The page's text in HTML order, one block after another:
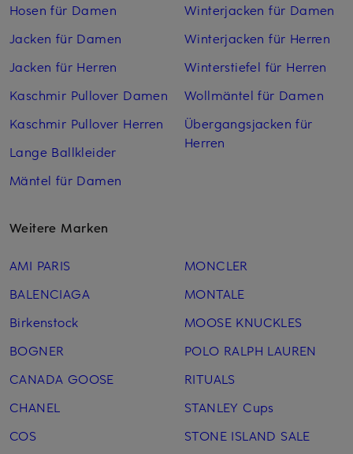
Hosen für Damen
Jacken für Damen
Jacken für Herren
Kaschmir Pullover Damen
Kaschmir Pullover Herren
Lange Ballkleider
Mäntel für Damen
Winterjacken für Damen
Winterjacken für Herren
Winterstiefel für Herren
Wollmäntel für Damen
Übergangsjacken für
Herren
Weitere Marken
AMI PARIS
BALENCIAGA
Birkenstock
BOGNER
CANADA GOOSE
CHANEL
COS
MONCLER
MONTALE
MOOSE KNUCKLES
POLO RALPH LAUREN
RITUALS
STANLEY Cups
STONE ISLAND SALE